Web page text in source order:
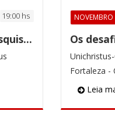
19:00 hs
XV Encontros de Pesquisa Unichristus
NOVEMBRO
Fortaleza -
Leia